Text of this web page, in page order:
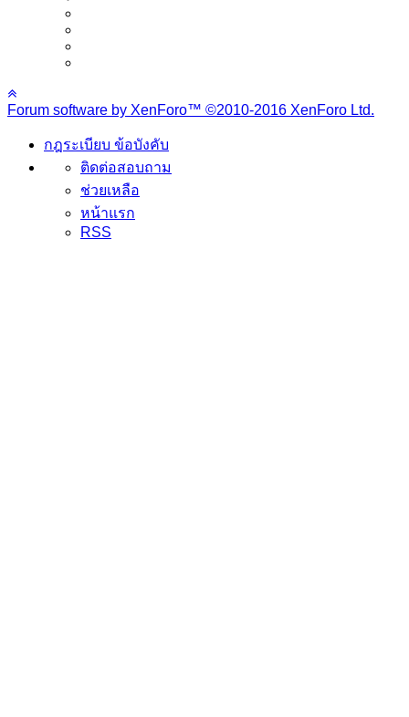
Forum software by XenForo™ ©2010-2016 XenForo Ltd.
กฎระเบียบ ข้อบังคับ
ติดต่อสอบถาม
ช่วยเหลือ
หน้าแรก
RSS